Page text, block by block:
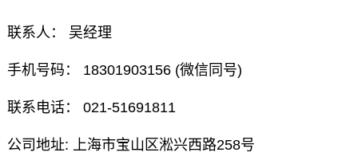
联系人： 吴经理
手机号码： 18301903156 (微信同号)
联系电话： 021-51691811
公司地址: 上海市宝山区淞兴西路258号